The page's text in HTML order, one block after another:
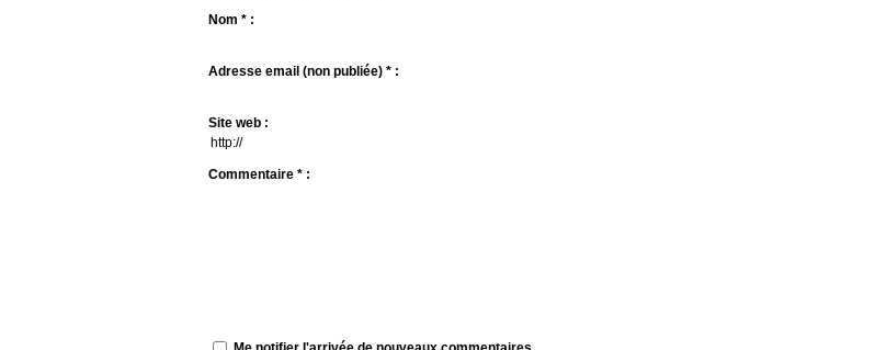
Nom * :
Adresse email (non publiée) * :
Site web :
Commentaire * :